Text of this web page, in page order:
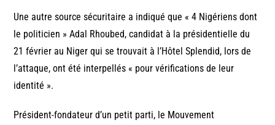
Une autre source sécuritaire a indiqué que « 4 Nigériens dont
le politicien » Adal Rhoubed, candidat à la présidentielle du
21 février au Niger qui se trouvait à l’Hôtel Splendid, lors de
l’attaque, ont été interpellés « pour vérifications de leur
identité ».
Président-fondateur d’un petit parti, le Mouvement